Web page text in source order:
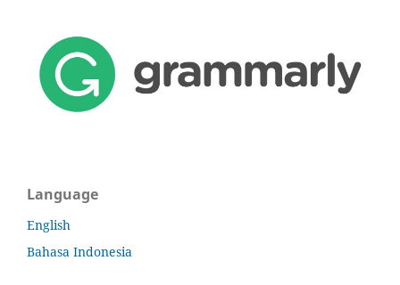
Language
English
Bahasa Indonesia